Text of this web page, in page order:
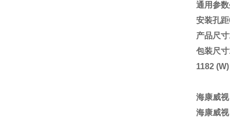
通用参
安装孔
产品尺
包装尺
1182
海康威
海康威